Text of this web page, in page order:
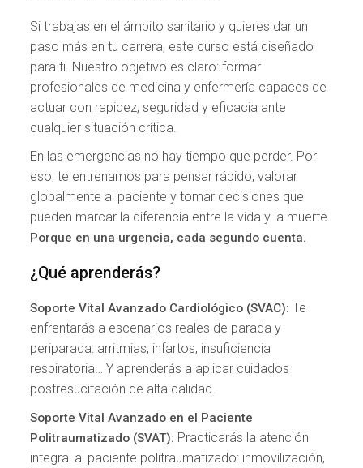
Si trabajas en el ámbito sanitario y quieres dar un
paso más en tu carrera, este curso está diseñado
para ti. Nuestro objetivo es claro: formar
profesionales de medicina y enfermería capaces de
actuar con rapidez, seguridad y eficacia ante
cualquier situación crítica.
En las emergencias no hay tiempo que perder. Por
eso, te entrenamos para pensar rápido, valorar
globalmente al paciente y tomar decisiones que
pueden marcar la diferencia entre la vida y la muerte.
Porque en una urgencia, cada segundo cuenta.
¿Qué aprenderás?
Soporte Vital Avanzado Cardiológico (SVAC):Te
enfrentarás a escenarios reales de parada y
periparada: arritmias, infartos, insuficiencia
respiratoria… Y aprenderás a aplicar cuidados
postresucitación de alta calidad.
Soporte Vital Avanzado en el Paciente
Politraumatizado (SVAT): Practicarás la atención
integral al paciente politraumatizado: inmovilización,